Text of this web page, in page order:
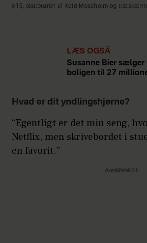
e15, skulpturen af Keld Moseholm og
LÆS OGSÅ
Susanne Bier sælger
boligen til 27
Hvad er dit yndlingshjørne?
“Egentligt er det min seng,
Netflix, men skrivebordet i
en favorit.”
Annonce